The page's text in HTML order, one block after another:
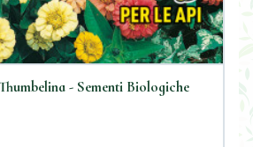
- Sementi Biologiche